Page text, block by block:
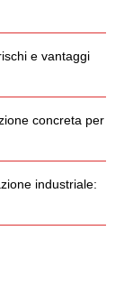
e vantaggi
concreta per
industriale: